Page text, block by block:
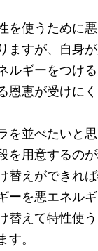
を使うために
ますが、自身
ルギーをつけ
恩恵が受けに
を並べたいと
を用意するのが
替えができれ
ーを悪エネル
替えて特性使
す。